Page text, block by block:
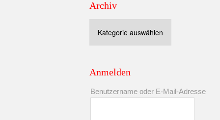
Archiv
Anmelden
Benutzername oder E-Mail-Adresse